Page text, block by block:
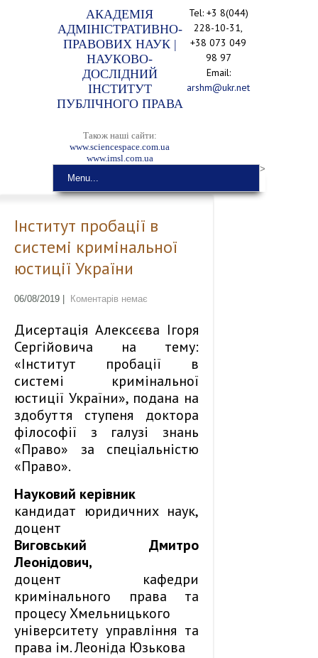
АКАДЕМІЯ
АДМІНІСТРАТИВНО-
ПРАВОВИХ НАУК |
НАУКОВО-
ДОСЛІДНИЙ
ІНСТИТУТ
ПУБЛІЧНОГО ПРАВА
Також наші сайти:
www.sciencespace.com.ua
www.imsl.com.ua
Tel: +3 8(044)
228-10-31,
+38 073 049
98 97
Email:
arshm@ukr.net
Menu...
>
Інститут пробації в
системі кримінальної
юстиції України
06/08/2019 Коментарів немає
Дисертація Алексєєва Ігоря
Сергійовича на тему:
«Інститут пробації в
системі кримінальної
юстиції України», подана на
здобуття ступеня доктора
філософії з галузі знань
«Право» за спеціальністю
«Право».
Науковий керівник
кандидат юридичних наук,
доцент
Виговський Дмитро
Леонідович,
доцент кафедри
кримінального права та
процесу Хмельницького
університету управління та
права ім. Леоніда Юзькова